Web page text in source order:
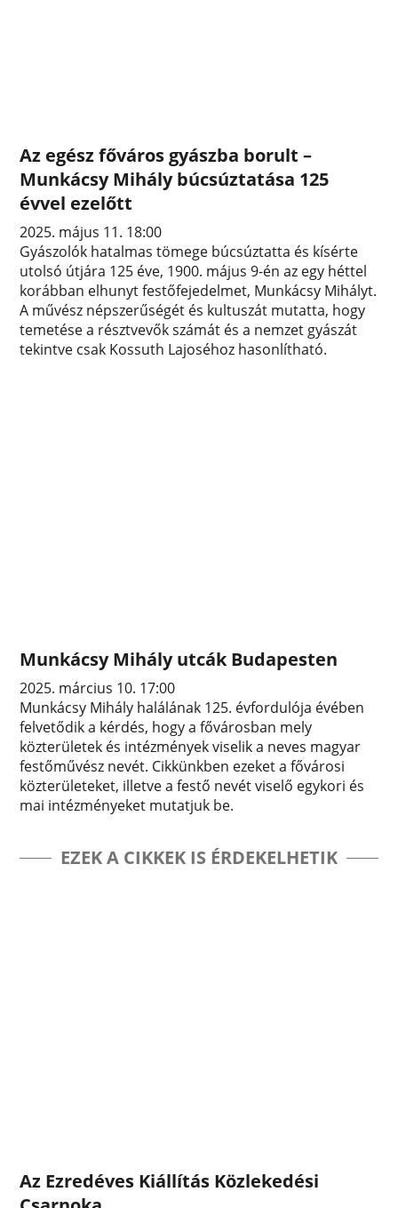
Az egész főváros gyászba borult –
Munkácsy Mihály búcsúztatása 125
évvel ezelőtt
2025. május 11. 18:00
Gyászolók hatalmas tömege búcsúztatta és kísérte
utolsó útjára 125 éve, 1900. május 9-én az egy héttel
korábban elhunyt festőfejedelmet, Munkácsy Mihályt.
A művész népszerűségét és kultuszát mutatta, hogy
temetése a résztvevők számát és a nemzet gyászát
tekintve csak Kossuth Lajoséhoz hasonlítható.
Munkácsy Mihály utcák Budapesten
2025. március 10. 17:00
Munkácsy Mihály halálának 125. évfordulója évében
felvetődik a kérdés, hogy a fővárosban mely
közterületek és intézmények viselik a neves magyar
festőművész nevét. Cikkünkben ezeket a fővárosi
közterületeket, illetve a festő nevét viselő egykori és
mai intézményeket mutatjuk be.
EZEK A CIKKEK IS ÉRDEKELHETIK
Az Ezredéves Kiállítás Közlekedési